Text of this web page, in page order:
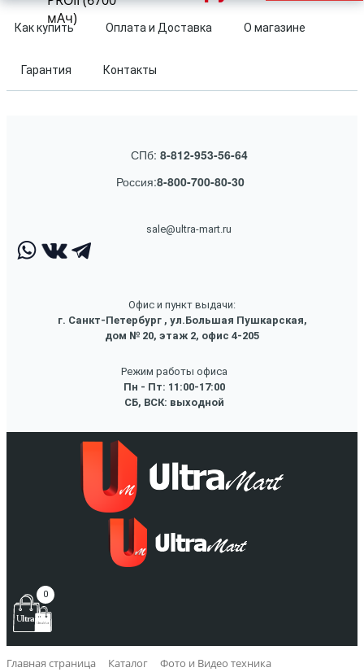
Как купить Оплата и Доставка О магазине
Гарантия Контакты
СПб: 8-812-953-56-64
Россия:8-800-700-80-30
sale@ultra-mart.ru
Офис и пункт выдачи:
г. Санкт-Петербург , ул.Большая Пушкарская,
дом № 20, этаж 2, офис 4-205
Режим работы офиса
Пн - Пт: 11:00-17:00
СБ, ВСК: выходной
0
Главная страница Каталог
Фото и Видео техника
мАч)